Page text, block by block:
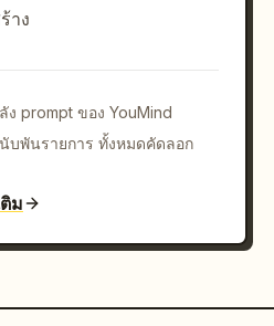
าง
prompt ของ YouMind
บพันรายการ ทั้งหมดคัดลอก
ม